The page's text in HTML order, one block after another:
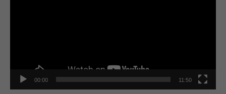
00:00 11:50